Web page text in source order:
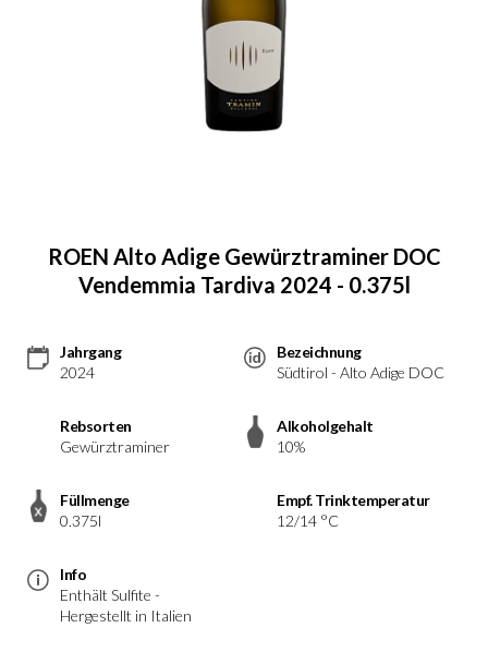
ROEN Alto Adige Gewürztraminer DOC
Vendemmia Tardiva 2024 - 0.375l
Jahrgang
2024
Bezeichnung
Südtirol - Alto Adige DOC
Rebsorten
Gewürztraminer
Alkoholgehalt
10%
Füllmenge
0.375l
Empf. Trinktemperatur
12/14 °C
Info
Enthält Sulfite -
Hergestellt in Italien